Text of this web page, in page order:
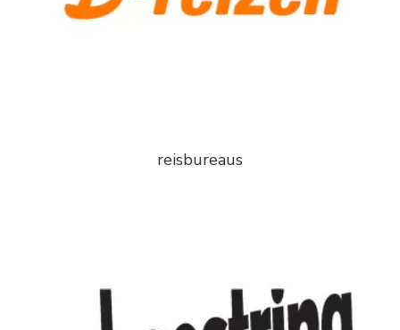
reisbureaus